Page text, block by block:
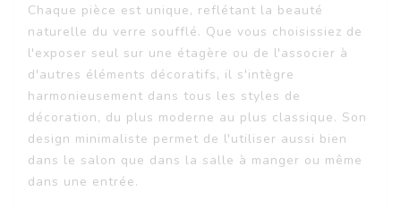
Chaque pièce est unique, reflétant la beauté
naturelle du verre soufflé. Que vous choisissiez de
l'exposer seul sur une étagère ou de l'associer à
d'autres éléments décoratifs, il s'intègre
harmonieusement dans tous les styles de
décoration, du plus moderne au plus classique. Son
design minimaliste permet de l'utiliser aussi bien
dans le salon que dans la salle à manger ou même
dans une entrée.